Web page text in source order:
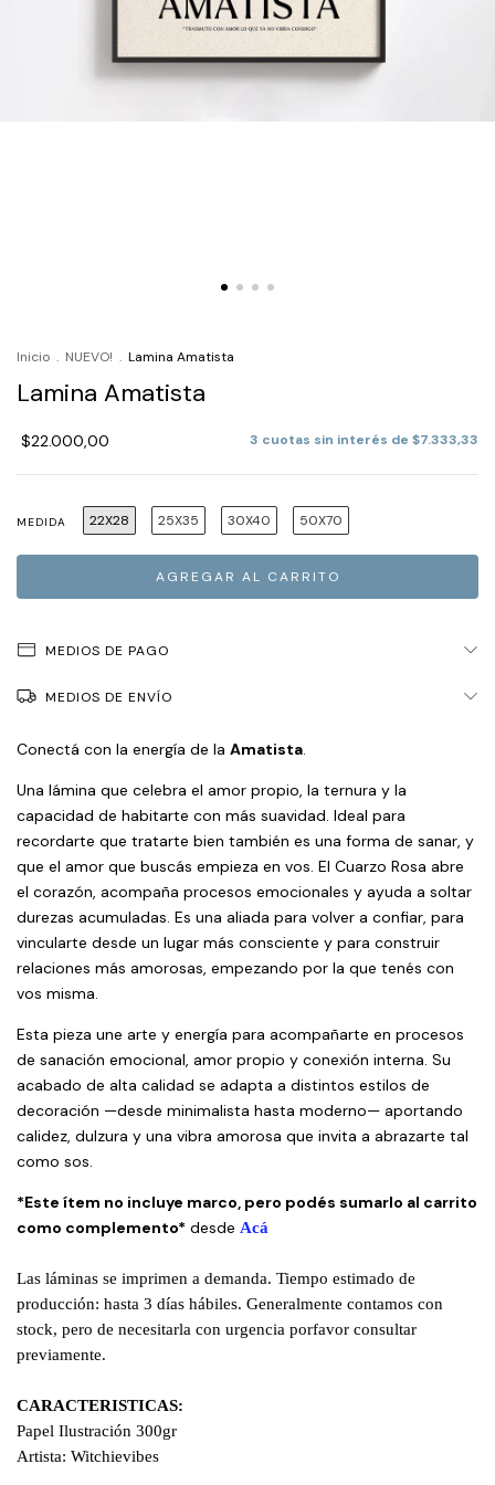
Inicio . NUEVO! . Lamina Amatista
Lamina Amatista
$22.000,00 3 cuotas sin interés de $7.333,33
MEDIDA 22X28 25X35 30X40 50X70
MEDIOS DE PAGO
MEDIOS DE ENVÍO
Conectá con la energía de la Amatista.
Una lámina que celebra el amor propio, la ternura y la
capacidad de habitarte con más suavidad. Ideal para
recordarte que tratarte bien también es una forma de sanar, y
que el amor que buscás empieza en vos. El Cuarzo Rosa abre
el corazón, acompaña procesos emocionales y ayuda a soltar
durezas acumuladas. Es una aliada para volver a confiar, para
vincularte desde un lugar más consciente y para construir
relaciones más amorosas, empezando por la que tenés con
vos misma.
Esta pieza une arte y energía para acompañarte en procesos
de sanación emocional, amor propio y conexión interna. Su
acabado de alta calidad se adapta a distintos estilos de
decoración —desde minimalista hasta moderno— aportando
calidez, dulzura y una vibra amorosa que invita a abrazarte tal
como sos.
*Este ítem no incluye marco, pero podés sumarlo al carrito
como complemento* desde Acá
Las láminas se imprimen a demanda. Tiempo estimado de
producción: hasta 3 días hábiles. Generalmente contamos con
stock, pero de necesitarla con urgencia porfavor consultar
previamente.
CARACTERISTICAS:
Papel Ilustración 300gr
Artista: Witchievibes